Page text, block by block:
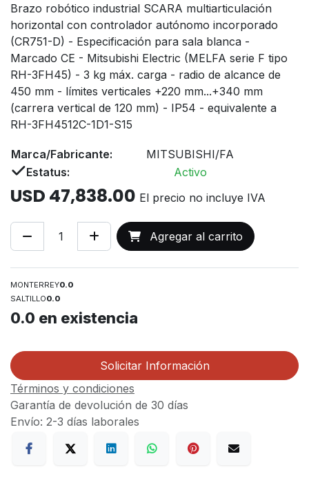
Brazo robótico industrial SCARA multiarticulación
horizontal con controlador autónomo incorporado
(CR751-D) - Especificación para sala blanca -
Marcado CE - Mitsubishi Electric (MELFA serie F tipo
RH-3FH45) - 3 kg máx. carga - radio de alcance de
450 mm - límites verticales +220 mm...+340 mm
(carrera vertical de 120 mm) - IP54 - equivalente a
RH-3FH4512C-1D1-S15
Marca/Fabricante:
MITSUBISHI/FA
Estatus:
Activo
USD 47,838.00 El precio no incluye IVA
Agregar al carrito
MONTERREY0.0
SALTILLO0.0
0.0 en existencia
Solicitar Información
Términos y condiciones
Garantía de devolución de 30 días
Envío: 2-3 días laborales